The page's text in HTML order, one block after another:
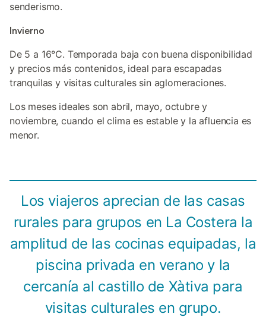
senderismo.
Invierno
De 5 a 16°C. Temporada baja con buena disponibilidad
y precios más contenidos, ideal para escapadas
tranquilas y visitas culturales sin aglomeraciones.
Los meses ideales son abril, mayo, octubre y
noviembre, cuando el clima es estable y la afluencia es
menor.
Los viajeros aprecian de las casas
rurales para grupos en La Costera la
amplitud de las cocinas equipadas, la
piscina privada en verano y la
cercanía al castillo de Xàtiva para
visitas culturales en grupo.